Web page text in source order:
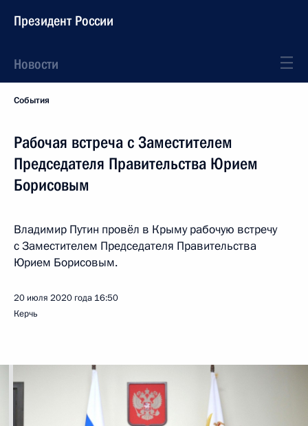
Президент России
Новости
События
Рабочая встреча с Заместителем
Председателя Правительства Юрием
Борисовым
Владимир Путин провёл в Крыму рабочую встречу
с Заместителем Председателя Правительства
Юрием Борисовым.
20 июля 2020 года 16:50
Керчь